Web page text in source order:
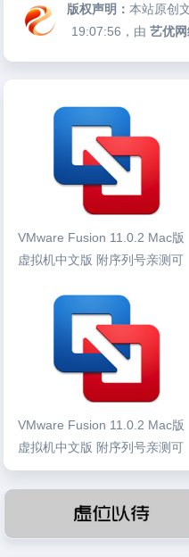
版权声明：本站原创
19:07:56 ，由艺优
VMware Fusion 11.0.2 Mac版
虚拟机中文版 附序列号亲测可
VMware Fusion 11.0.2 Mac版
虚拟机中文版 附序列号亲测可
用